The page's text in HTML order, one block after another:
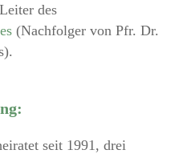
des
(Nachfolger von Pfr. Dr.
seit 1991, drei